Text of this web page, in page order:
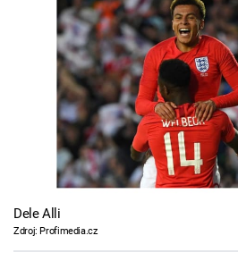
Dele Alli
Zdroj: Profimedia.cz